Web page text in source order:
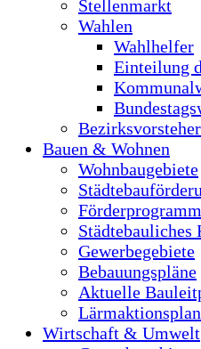
Stellenmarkt
Wahlen
Wahlhelfer
Einteilung
Bezirksvorsteher
Bauen & Wohnen
Wohnbaugebiete
Städtebauliches
Gewerbegebiete
Bebauungspläne
Aktuelle
Lärmaktionsplan
Wirtschaft & Umwelt